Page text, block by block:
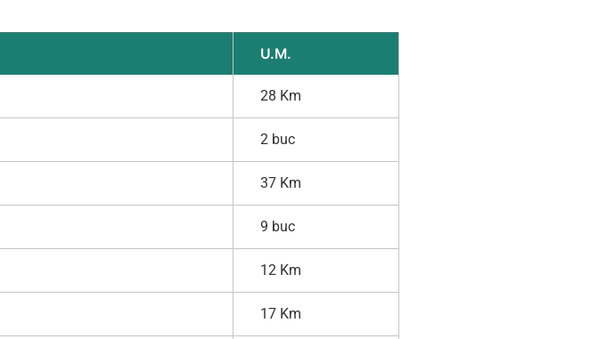
U.M.
28 Km
2 buc
37 Km
9 buc
12 Km
17 Km